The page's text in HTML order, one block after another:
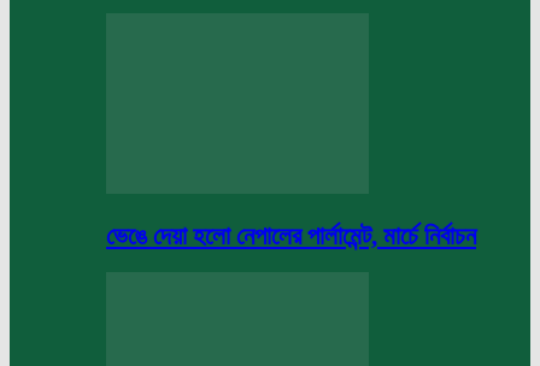
ভেঙে দেয়া হলো নেপালের পার্লামেন্ট, মার্চে নির্বাচন